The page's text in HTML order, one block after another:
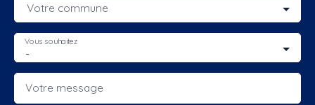
Votre commune
-
Vous souhaitez
Votre message